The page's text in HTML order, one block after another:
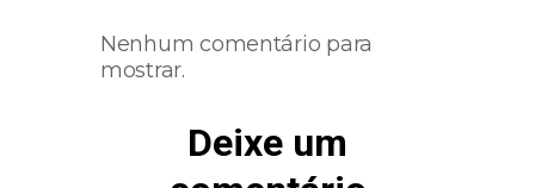
Nenhum comentário para
mostrar.
Deixe um